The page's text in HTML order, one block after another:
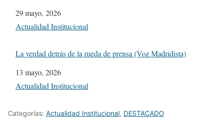
Fecha
29 mayo, 2026
Respecto a
Actualidad Institucional
La verdad detrás de la rueda de prensa (Voz Madridista)
Fecha
13 mayo, 2026
Respecto a
Actualidad Institucional
Categorías: Actualidad Institucional, DESTACADO